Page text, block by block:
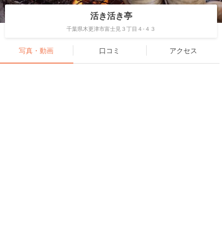
活き活き亭
千葉県木更津市富士見３丁目４-４３
写真・動画 口コミ アクセス